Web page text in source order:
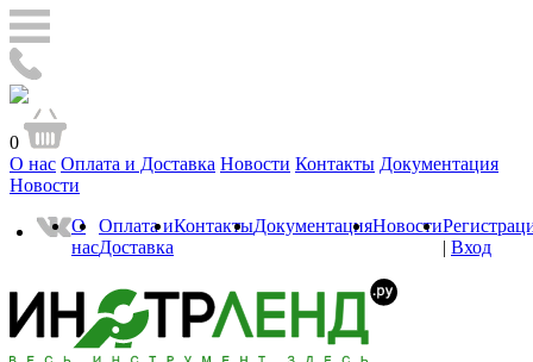
0
О нас Оплата и Доставка Новости Контакты Документация
Новости
О
нас
Оплата и
Доставка
КонтактыДокументацияНовости
| Вход